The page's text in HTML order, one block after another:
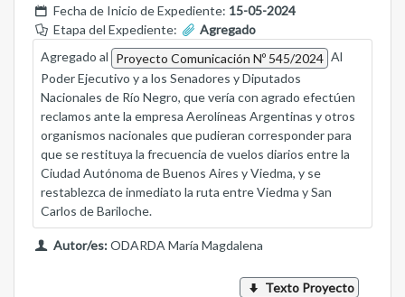
Fecha de Inicio de Expediente: 15-05-2024
Etapa del Expediente:
Agregado
Agregado al Proyecto Comunicación Nº 545/2024 Al
Poder Ejecutivo y a los Senadores y Diputados
Nacionales de Río Negro, que vería con agrado efectúen
reclamos ante la empresa Aerolíneas Argentinas y otros
organismos nacionales que pudieran corresponder para
que se restituya la frecuencia de vuelos diarios entre la
Ciudad Autónoma de Buenos Aires y Viedma, y se
restablezca de inmediato la ruta entre Viedma y San
Carlos de Bariloche.
Autor/es:ODARDA María Magdalena
Texto Proyecto